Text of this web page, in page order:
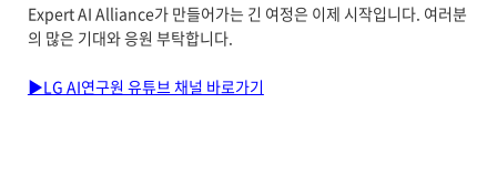
Expert AI Alliance가 만들어가는 긴 여정은 이제 시작입니다. 여러분
의 많은 기대와 응원 부탁합니다.
▶LG AI연구원 유튜브 채널 바로가기